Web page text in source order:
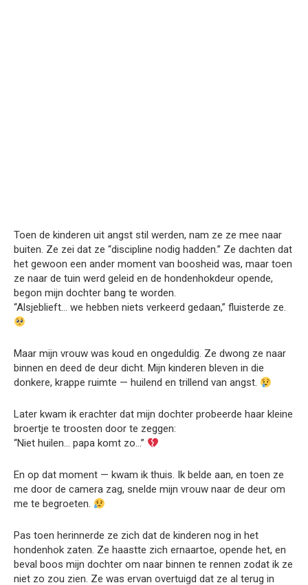
Toen de kinderen uit angst stil werden, nam ze ze mee naar
buiten. Ze zei dat ze “discipline nodig hadden.” Ze dachten dat
het gewoon een ander moment van boosheid was, maar toen
ze naar de tuin werd geleid en de hondenhokdeur opende,
begon mijn dochter bang te worden.
“Alsjeblieft… we hebben niets verkeerd gedaan,” fluisterde ze.
Maar mijn vrouw was koud en ongeduldig. Ze dwong ze naar
binnen en deed de deur dicht. Mijn kinderen bleven in die
donkere, krappe ruimte — huilend en trillend van angst.
Later kwam ik erachter dat mijn dochter probeerde haar kleine
broertje te troosten door te zeggen:
“Niet huilen… papa komt zo…”
En op dat moment — kwam ik thuis. Ik belde aan, en toen ze
me door de camera zag, snelde mijn vrouw naar de deur om
me te begroeten.
Pas toen herinnerde ze zich dat de kinderen nog in het
hondenhok zaten. Ze haastte zich ernaartoe, opende het, en
beval boos mijn dochter om naar binnen te rennen zodat ik ze
niet zo zou zien. Ze was ervan overtuigd dat ze al terug in